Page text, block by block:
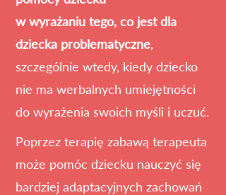
w wyrażaniu tego, co jest dla
dziecka problematyczne,
szczególnie wtedy, kiedy dziecko
nie ma werbalnych umiejętności
do wyrażenia swoich myśli i uczuć.
Poprzez terapię zabawą terapeuta
może pomóc dziecku nauczyć się
bardziej adaptacyjnych zachowań